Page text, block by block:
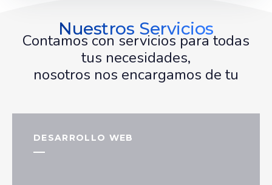
Nuestros Servicios
Contamos con servicios para todas
tus necesidades,
nosotros nos encargamos de tu
DESARROLLO WEB